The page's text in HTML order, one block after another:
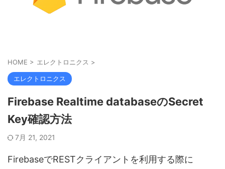
HOME > エレクトロニクス >
エレクトロニクス
Firebase Realtime databaseのSecret
Key確認方法
7月 21, 2021
FirebaseでRESTクライアントを利用する際に